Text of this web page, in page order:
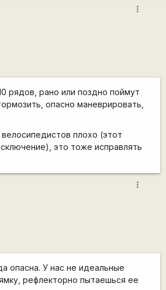
more_vert
рядов, рано или поздно поймут
опасно маневрировать,
плохо (этот
это тоже исправлять
more_vert
опасна. У нас не идеальные
рефлекторно пытаешься ее